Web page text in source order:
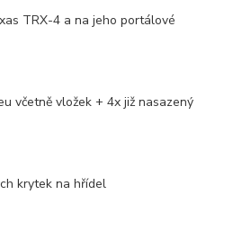
TRX-4 a na jeho portálové
včetně vložek + 4x již nasazený
krytek na hřídel